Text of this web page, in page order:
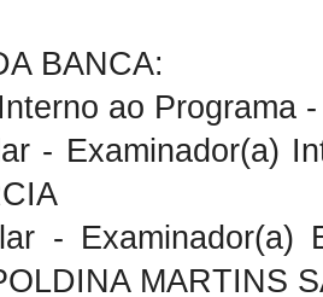
BANCA:
ao Programa
- Examinador(a)
-
MARTINS